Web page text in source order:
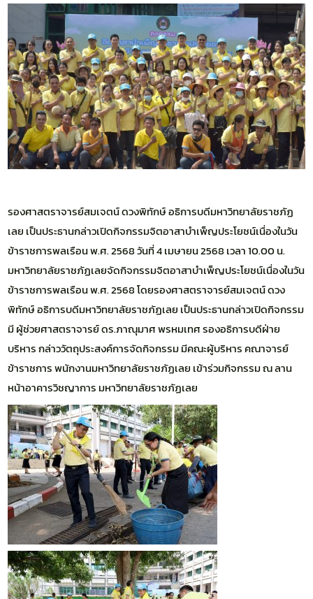
รองศาสตราจารย์สมเจตน์ ดวงพิทักษ์ อธิการบดีมหาวิทยาลัยราชภัฏ
เลย เป็นประธานกล่าวเปิดกิจกรรมจิตอาสาบำเพ็ญประโยชน์เนื่องในวัน
ข้าราชการพลเรือน พ.ศ. 2568 วันที่ 4 เมษายน 2568 เวลา 10.00 น.
มหาวิทยาลัยราชภัฏเลยจัดกิจกรรมจิตอาสาบำเพ็ญประโยชน์เนื่องในวัน
ข้าราชการพลเรือน พ.ศ. 2568 โดยรองศาสตราจารย์สมเจตน์ ดวง
พิทักษ์ อธิการบดีมหาวิทยาลัยราชภัฏเลย เป็นประธานกล่าวเปิดกิจกรรม
มี ผู้ช่วยศาสตราจารย์ ดร.ภาณุมาศ พรหมเทศ รองอธิการบดีฝ่าย
บริหาร กล่าววัตถุประสงค์การจัดกิจกรรม มีคณะผู้บริหาร คณาจารย์
ข้าราชการ พนักงานมหาวิทยาลัยราชภัฏเลย เข้าร่วมกิจกรรม ณ ลาน
หน้าอาคารวิชญาการ มหาวิทยาลัยราชภัฏเลย